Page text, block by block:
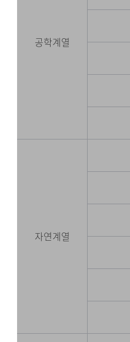
공학계열
자연계열